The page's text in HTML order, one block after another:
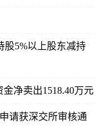
股5%以上股东减持
净卖出1518.40万元
请获深交所审核通